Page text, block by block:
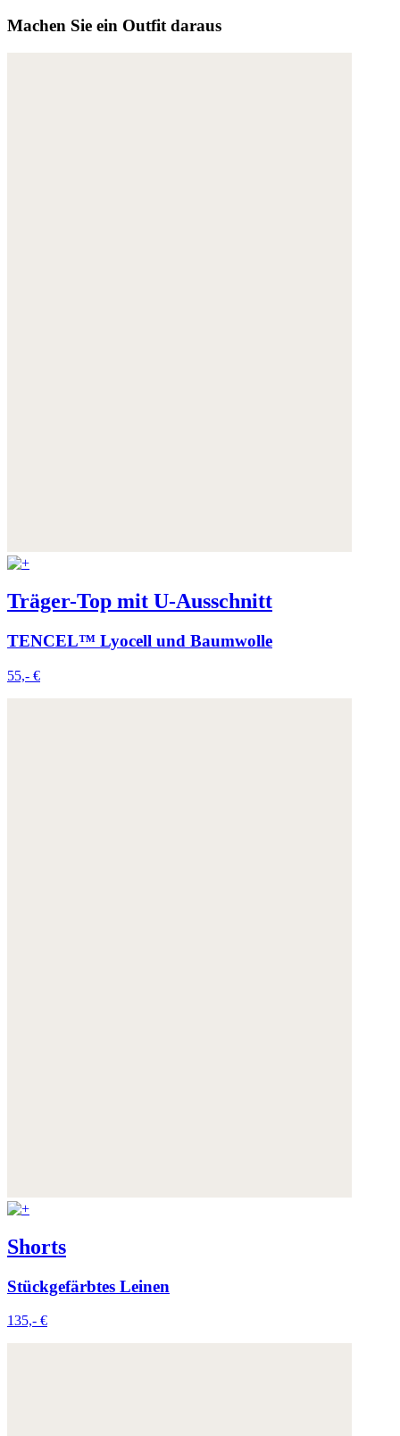
Machen Sie ein Outfit daraus
Träger-Top mit U-Ausschnitt
TENCEL™ Lyocell und Baumwolle
55,- €
Shorts
Stückgefärbtes Leinen
135,- €